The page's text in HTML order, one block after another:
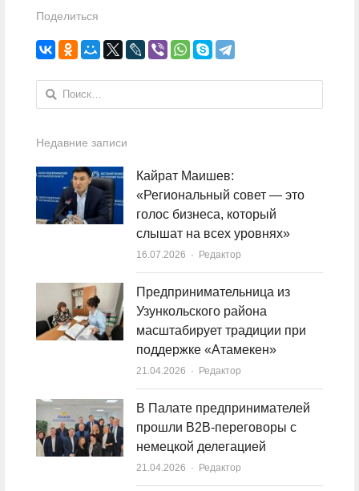
Поделиться
Найти:
Недавние записи
Кайрат Маишев:
«Региональный совет — это
голос бизнеса, который
слышат на всех уровнях»
16.07.2026 Author
Редактор
Предпринимательница из
Узункольского района
масштабирует традиции при
поддержке «Атамекен»
21.04.2026 Author
Редактор
В Палате предпринимателей
прошли B2B-переговоры с
немецкой делегацией
21.04.2026 Author
Редактор